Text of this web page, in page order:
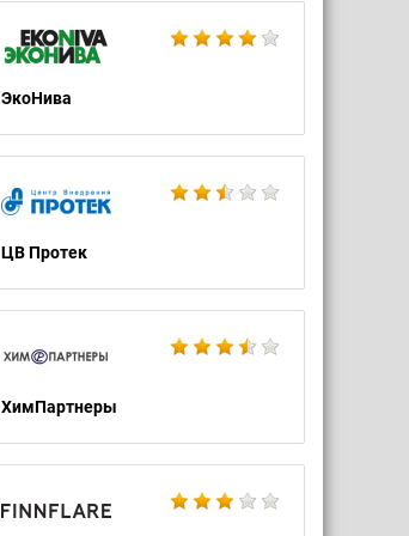
ЭкоНива
ЦВ Протек
ХимПартнеры